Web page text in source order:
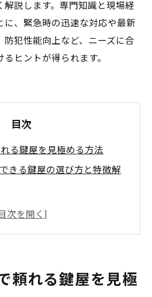
説します。専門知識と現場経
に、緊急時の迅速な対応や最新
防犯性能向上など、ニーズに合
ヒントが得られます。
目次
る鍵屋を見極める方法
きる鍵屋の選び方と特徴解
鍵屋選びのチェックポイン
に強い鍵屋の見分け方
頼れる鍵屋を見極